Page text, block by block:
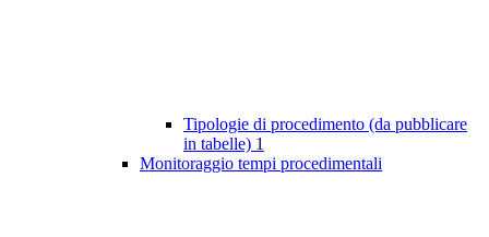
Tipologie di procedimento (da pubblicare
in tabelle) 1
Monitoraggio tempi procedimentali